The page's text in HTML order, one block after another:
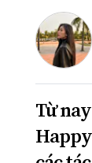
ĐA CHIỀU
Quan điểm
Từ